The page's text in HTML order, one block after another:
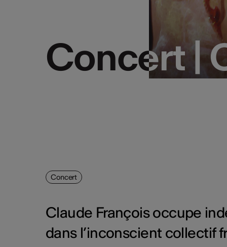
Concert |
Concert |
Concert
Claude François occupe
dans l’inconscient collectif